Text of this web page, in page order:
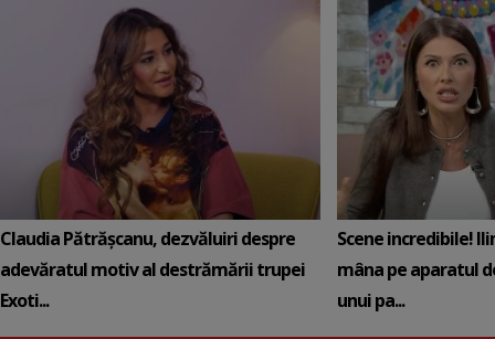
Claudia Pătrășcanu, dezvăluiri despre
adevăratul motiv al destrămării trupei
Exoti...
Scene incredibile!
mâna pe aparatul
unui pa...